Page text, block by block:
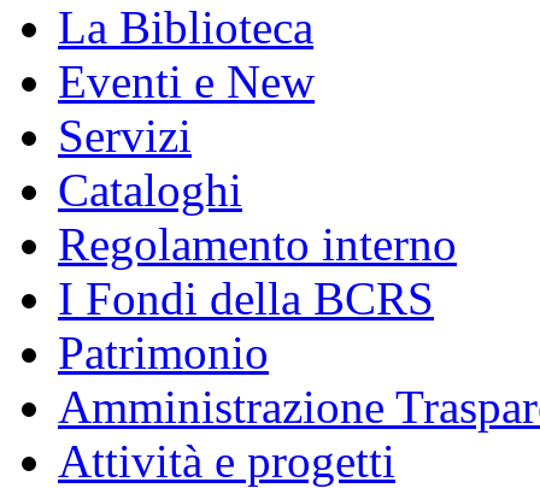
La Biblioteca
Eventi e New
Servizi
Cataloghi
Regolamento interno
I Fondi della BCRS
Patrimonio
Amministrazione
Attività e progetti